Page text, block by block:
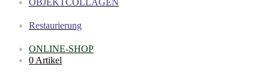
OBJEKTCOLLAGEN
Restaurierung
ONLINE-SHOP
0 Artikel